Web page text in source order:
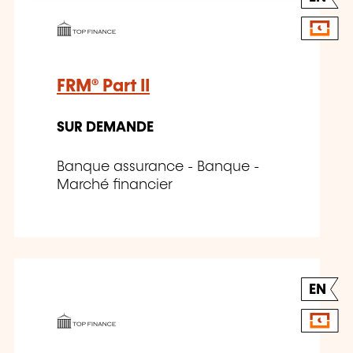
FRM® Part II
SUR DEMANDE
Banque assurance - Banque -
Marché financier
EN